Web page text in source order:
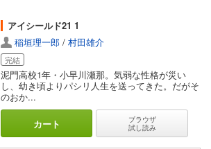
アイシールド21 1
稲垣理一郎 / 村田雄介
完結
泥門高校1年・小早川瀬那。気弱な性格が災い
し、幼き頃よりパシリ人生を送ってきた。だがそ
のおか...
カート
ブラウザ
試し読み